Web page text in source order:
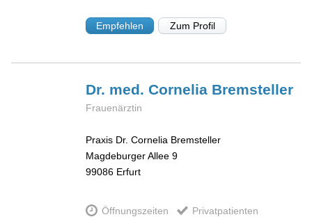
Empfehlen Zum Profil
Dr. med. Cornelia Bremsteller
Frauenärztin
Praxis Dr. Cornelia Bremsteller
Magdeburger Allee 9
99086 Erfurt
Öffnungszeiten Privatpatienten